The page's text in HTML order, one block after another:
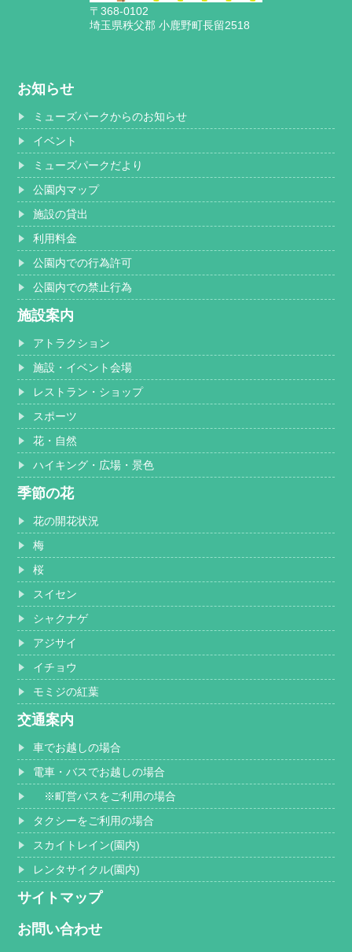
〒368-0102
埼玉県秩父郡 小鹿野町長留2518
お知らせ
ミューズパークからのお知らせ
イベント
ミューズパークだより
公園内マップ
施設の貸出
利用料金
公園内での行為許可
公園内での禁止行為
施設案内
アトラクション
施設・イベント会場
レストラン・ショップ
スポーツ
花・自然
ハイキング・広場・景色
季節の花
花の開花状況
梅
桜
スイセン
シャクナゲ
アジサイ
イチョウ
モミジの紅葉
交通案内
車でお越しの場合
電車・バスでお越しの場合
※町営バスをご利用の場合
タクシーをご利用の場合
スカイトレイン(園内)
レンタサイクル(園内)
サイトマップ
お問い合わせ